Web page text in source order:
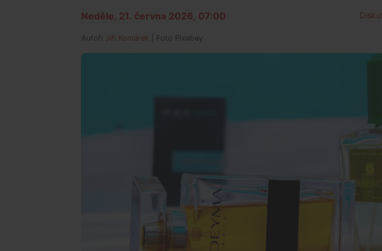
Neděle, 21. června 2026, 07:00
Autoři Jiří Komárek | Foto Pixabay